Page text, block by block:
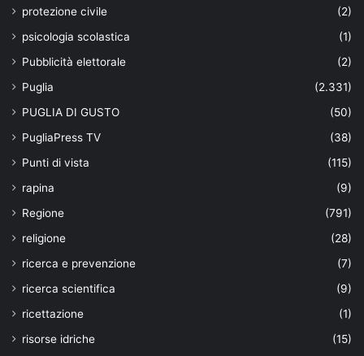
protezione civile
(2)
psicologia scolastica
(1)
Pubblicità elettorale
(2)
Puglia
(2.331)
PUGLIA DI GUSTO
(50)
PugliaPress TV
(38)
Punti di vista
(115)
rapina
(9)
Regione
(791)
religione
(28)
ricerca e prevenzione
(7)
ricerca scientifica
(9)
ricettazione
(1)
risorse idriche
(15)